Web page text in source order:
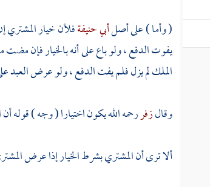
( وأما ) على أصلأبي حنيفةفلأن خيار المشتري
يفوت الدفع ، ولو باع على أنه بالخيار فإن مضت
الملك لم يزل فلم يفت الدفع ، ولو عرض العبد
وقالزفررحمه الله يكون اختيارا ( وجه ) قوله
ألا ترى أن المشتري بشرط الخيار إذا عرض